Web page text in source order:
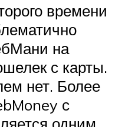
времени
на
с карты.
нет. Более
с